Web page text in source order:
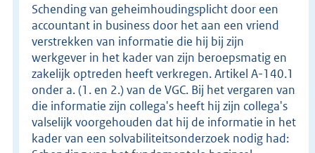
Schending van geheimhoudingsplicht door een
accountant in business door het aan een vriend
verstrekken van informatie die hij bij zijn
werkgever in het kader van zijn beroepsmatig en
zakelijk optreden heeft verkregen. Artikel A-140.1
onder a. (1. en 2.) van de VGC. Bij het vergaren van
die informatie zijn collega's heeft hij zijn collega's
valselijk voorgehouden dat hij de informatie in het
kader van een solvabiliteitsonderzoek nodig had: